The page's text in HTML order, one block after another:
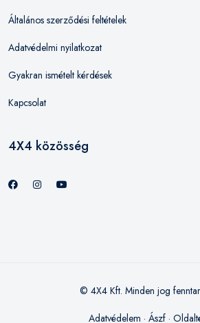
Általános szerződési feltételek
Adatvédelmi nyilatkozat
Gyakran ismételt kérdések
Kapcsolat
4X4 közösség
© 4X4 Kft. Minden jog
Adatvédelem · Ászf·